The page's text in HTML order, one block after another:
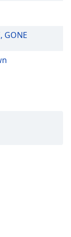
GONE